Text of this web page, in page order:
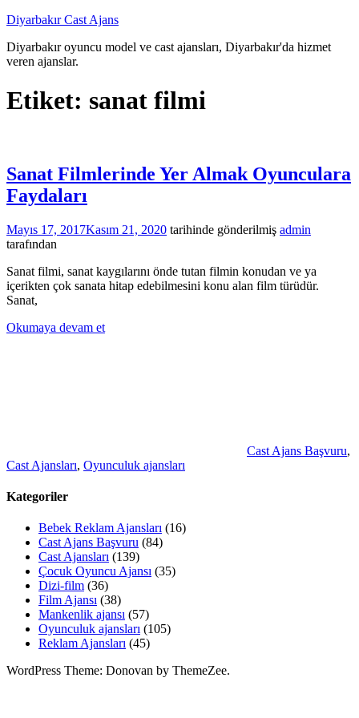
İçeriğe
Diyarbakır Cast Ajans
Diyarbakır oyuncu model ve cast ajansları, Diyarbakır'da hizmet
veren ajanslar.
Etiket: sanat filmi
Sanat Filmlerinde Yer Almak Oyunculara
Faydaları
Mayıs 17, 2017Kasım 21, 2020 tarihinde gönderilmiş admin
tarafından
Sanat filmi, sanat kaygılarını önde tutan filmin konudan ve ya
içerikten çok sanata hitap edebilmesini konu alan film türüdür.
Sanat,
Okumaya devam et
Cast Ajans Başvuru,
Cast Ajansları, Oyunculuk ajansları
Kategoriler
Bebek Reklam Ajansları (16)
Cast Ajans Başvuru (84)
Cast Ajansları (139)
Çocuk Oyuncu Ajansı (35)
Dizi-film (36)
Film Ajansı (38)
Mankenlik ajansı (57)
Oyunculuk ajansları (105)
Reklam Ajansları (45)
WordPress Theme: Donovan by ThemeZee.